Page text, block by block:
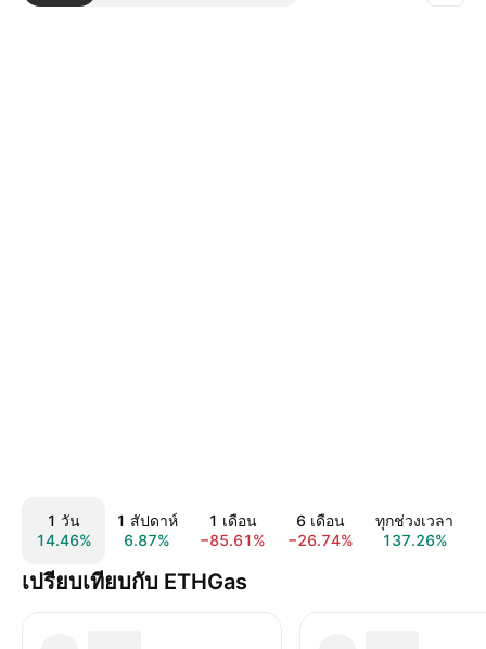
1 วัน
14.46%
1 สัปดาห์
6.87%
1 เดือน
−85.61%
6 เดือน
−26.74%
ทุกช่วงเวลา
137.26%
เปรียบเทียบกับ ETHGas